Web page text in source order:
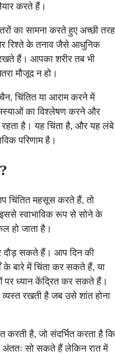
करते हैं।
का सामना करते हुए अच्छी तरह
रिश्ते के तनाव जैसे आधुनिक
हैं। आपका शरीर तब भी
मौजूद न हो।
चिंतित या आराम करने में
का विश्लेषण करने और
रहता है। यह चिंता है, और यह लंबे
परिणाम है।
चिंतित महसूस करते हैं, तो
स्वाभाविक रूप से सोने के
हो जाता है।
दौड़ सकते हैं। आप दिन की
बारे में चिंता कर सकते हैं, या
पर ध्यान केंद्रित कर सकते हैं।
रखती है जब उसे शांत होना
करती है, जो संदर्भित करता है कि
सो सकते हैं लेकिन रात में